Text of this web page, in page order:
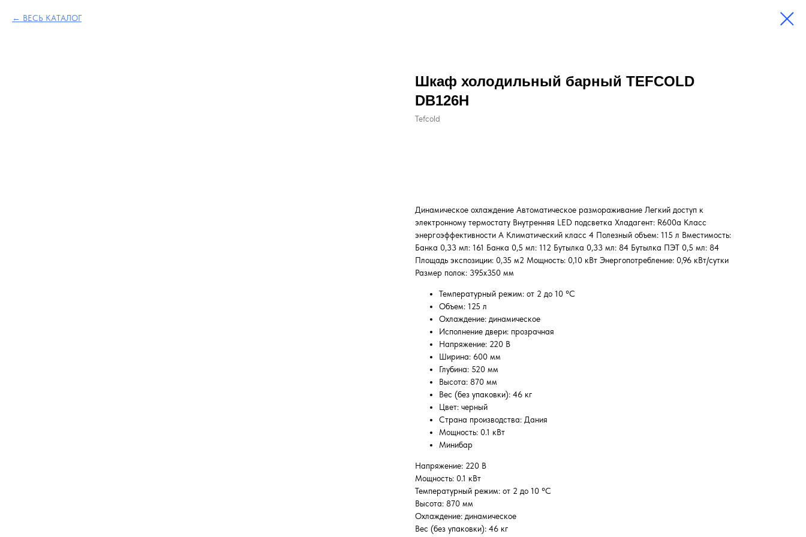
ВЕСЬ КАТАЛОГ
Шкаф холодильный барный TEFCOLD
DB126H
Tefcold
Динамическое охлаждение Автоматическое размораживание Легкий доступ к
электронному термостату Внутренняя LED подсветка Хладагент: R600а Класс
энергоэффективности А Климатический класс 4 Полезный объем:​ 115 л Вместимость:
Банка 0,33 мл: 161 Банка 0,5 мл: 112 Бутылка 0,33 мл: 84 Бутылка ПЭТ 0,5 мл: 84
Площадь экспозиции: 0,35 м2 Мощность: 0,10 кВт Энергопотребление: 0,96 кВт/сутки
Размер полок: 395x350 мм
Температурный режим: от 2 до 10 °C
Объем: 125 л
Охлаждение: динамическое
Исполнение двери: прозрачная
Напряжение: 220 В
Ширина: 600 мм
Глубина: 520 мм
Высота: 870 мм
Вес (без упаковки): 46 кг
Цвет: черный
Страна производства: Дания
Мощность: 0.1 кВт
Минибар
Напряжение: 220 В
Мощность: 0.1 кВт
Температурный режим: от 2 до 10 °C
Высота: 870 мм
Охлаждение: динамическое
Вес (без упаковки): 46 кг